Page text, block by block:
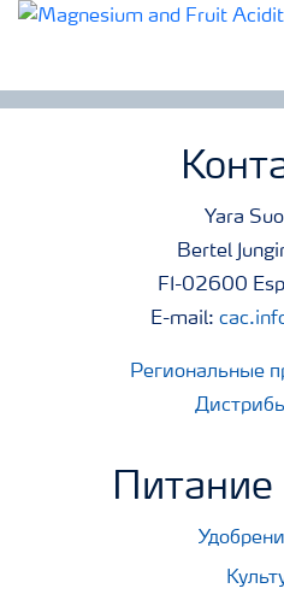
Yara
Bertel
FI-02600
E-mail:
Региональные
Питание